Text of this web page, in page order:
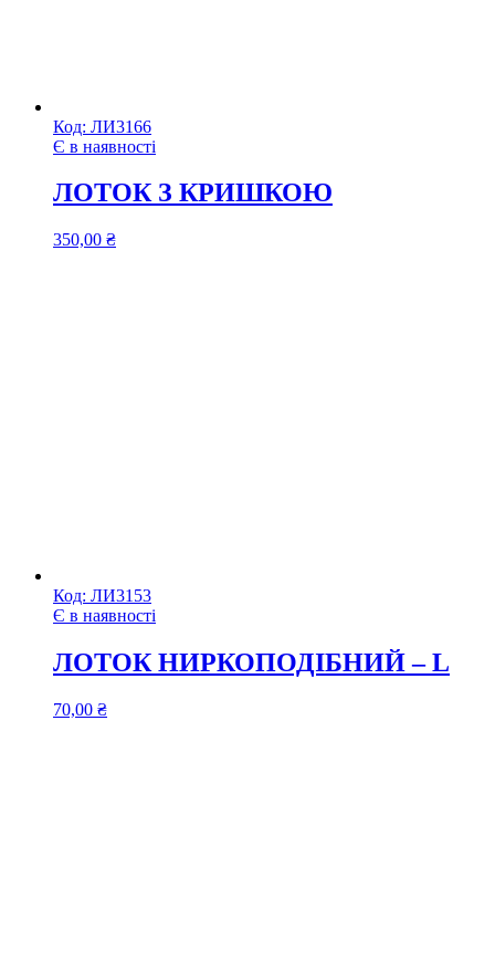
Код: ЛИ3166
Є в наявності
ЛОТОК З КРИШКОЮ
350,00 ₴
Код: ЛИ3153
Є в наявності
ЛОТОК НИРКОПОДІБНИЙ – L
70,00 ₴